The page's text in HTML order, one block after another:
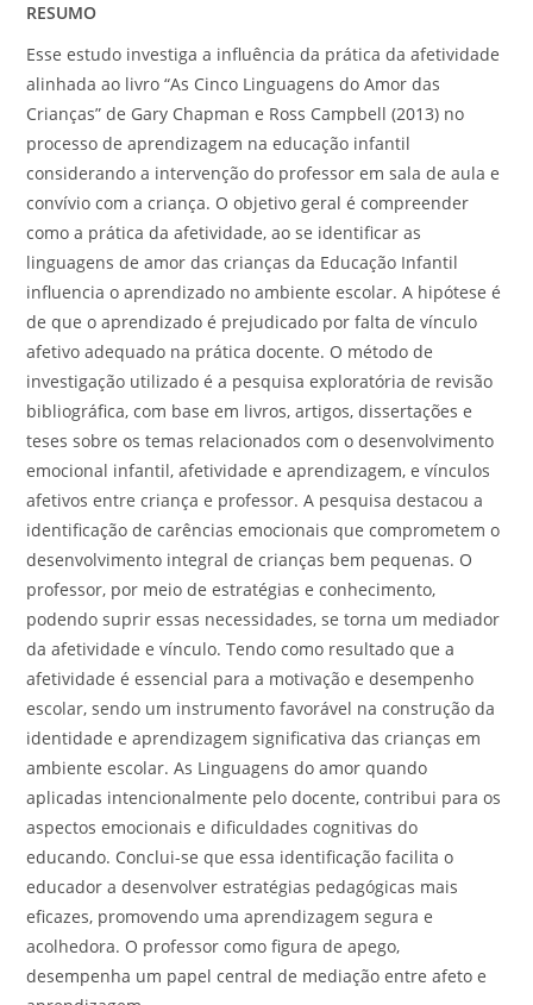
RESUMO
Esse estudo investiga a influência da prática da afetividade
alinhada ao livro “As Cinco Linguagens do Amor das
Crianças” de Gary Chapman e Ross Campbell (2013) no
processo de aprendizagem na educação infantil
considerando a intervenção do professor em sala de aula e
convívio com a criança. O objetivo geral é compreender
como a prática da afetividade, ao se identificar as
linguagens de amor das crianças da Educação Infantil
influencia o aprendizado no ambiente escolar. A hipótese é
de que o aprendizado é prejudicado por falta de vínculo
afetivo adequado na prática docente. O método de
investigação utilizado é a pesquisa exploratória de revisão
bibliográfica, com base em livros, artigos, dissertações e
teses sobre os temas relacionados com o desenvolvimento
emocional infantil, afetividade e aprendizagem, e vínculos
afetivos entre criança e professor. A pesquisa destacou a
identificação de carências emocionais que comprometem o
desenvolvimento integral de crianças bem pequenas. O
professor, por meio de estratégias e conhecimento,
podendo suprir essas necessidades, se torna um mediador
da afetividade e vínculo. Tendo como resultado que a
afetividade é essencial para a motivação e desempenho
escolar, sendo um instrumento favorável na construção da
identidade e aprendizagem significativa das crianças em
ambiente escolar. As Linguagens do amor quando
aplicadas intencionalmente pelo docente, contribui para os
aspectos emocionais e dificuldades cognitivas do
educando. Conclui-se que essa identificação facilita o
educador a desenvolver estratégias pedagógicas mais
eficazes, promovendo uma aprendizagem segura e
acolhedora. O professor como figura de apego,
desempenha um papel central de mediação entre afeto e